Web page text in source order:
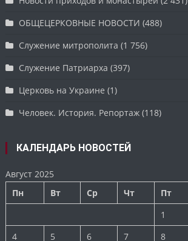
ОБЩЕЦЕРКОВНЫЕ НОВОСТИ (488)
Служение митрополита (1 756)
Служение Патриарха (397)
Церковь на Украине (1)
Человек. История. Репортаж (118)
КАЛЕНДАРЬ НОВОСТЕЙ
Август 2025
Пн
Вт Ср Чт Пт
1
4
5 6 7 8